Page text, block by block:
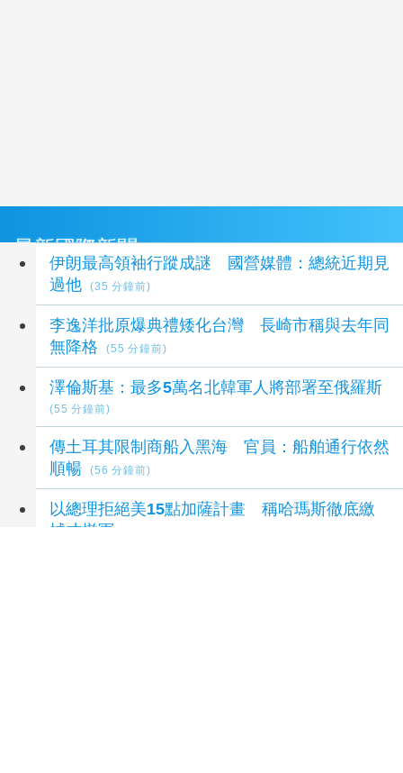
最新國際新聞
伊朗最高領袖行蹤成謎 國營媒體：總統近期見
過他
(35 分鐘前)
李逸洋批原爆典禮矮化台灣 長崎市稱與去年同
無降格
(55 分鐘前)
澤倫斯基：最多5萬名北韓軍人將部署至俄羅斯
(55 分鐘前)
傳土耳其限制商船入黑海 官員：船舶通行依然
順暢
(56 分鐘前)
以總理拒絕美15點加薩計畫 稱哈瑪斯徹底繳
械才撤軍